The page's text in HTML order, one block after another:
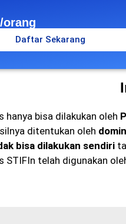
orang
Daftar Sekarang
hanya bisa dilakukan oleh
ditentukan oleh
bisa dilakukan sendiri
STIFIn telah digunakan